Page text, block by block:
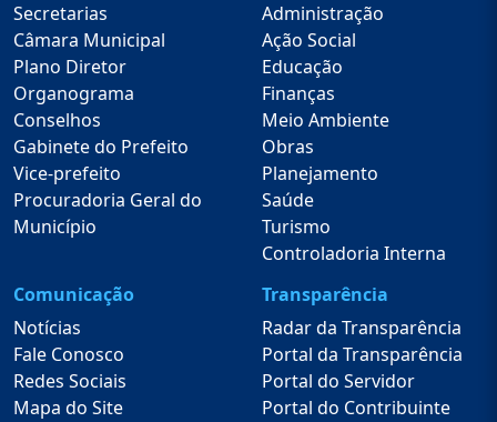
Secretarias
Câmara Municipal
Plano Diretor
Organograma
Conselhos
Gabinete do Prefeito
Vice-prefeito
Procuradoria Geral do
Município
Administração
Ação Social
Educação
Finanças
Meio Ambiente
Obras
Planejamento
Saúde
Turismo
Controladoria Interna
Comunicação
Notícias
Fale Conosco
Redes Sociais
Mapa do Site
Transparência
Radar da Transparência
Portal da Transparência
Portal do Servidor
Portal do Contribuinte